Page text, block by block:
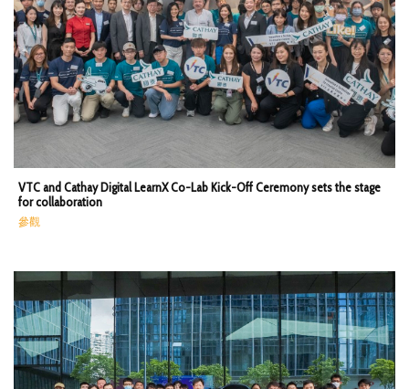
VTC and Cathay Digital LearnX Co-Lab Kick-Off Ceremony sets the stage
for collaboration
參觀